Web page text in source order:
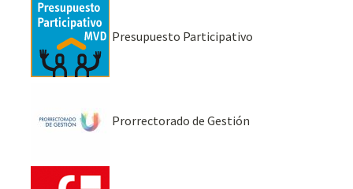
Presupuesto Participativo
Prorrectorado de Gestión